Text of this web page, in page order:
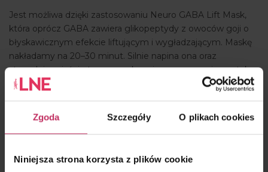
Zgoda Szczegóły O plikach cookies
Niniejsza strona korzysta z plików cookie
Jest możliwa dzięki zastosowaniu Neuro GABA Lift Mask,
która oprócz GABA zawiera glikopeptydy z owoców goji o
błyskawicznym efekcie liftującym i wygładzającym. Maskę
nakładamy na 20–30 minut. Silnie napina ona oraz
stymuluje mięśnie twarzy, wykonując pasywną gimnastykę.
Nie tylko pobudza krążenie i dotlenia, ale również usuwa
przygotowuje skórę do nałożenia neuropeelingu.